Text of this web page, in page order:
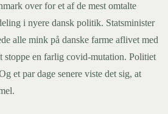
over for et af de mest omtalte
i nyere dansk politik. Statsminister
alle mink på danske farme aflivet med
en farlig covid-mutation. Politiet
et par dage senere viste det sig, at